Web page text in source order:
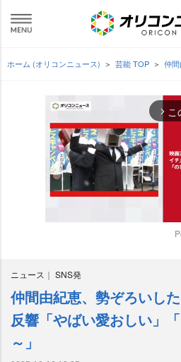
ホーム (オリコンニュース) 芸能 TOP 仲
arrow_forward_ios こ
ニュース SNS発
仲間由紀恵、勢ぞろいし
反響「やばい愛おしい」
～」